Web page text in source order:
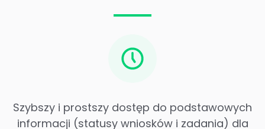
Szybszy i prostszy dostęp do podstawowych
informacji (statusy wniosków i zadania) dla